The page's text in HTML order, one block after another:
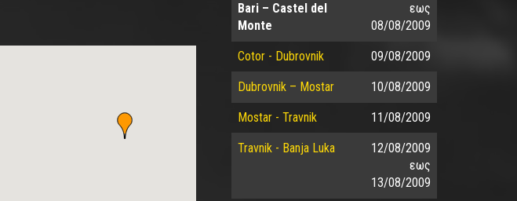
Bari – Castel del
Monte
εως
08/08/2009
Cotor - Dubrovnik 09/08/2009
Dubrovnik – Mostar 10/08/2009
Mostar - Travnik 11/08/2009
Travnik - Banja Luka
12/08/2009
εως
13/08/2009